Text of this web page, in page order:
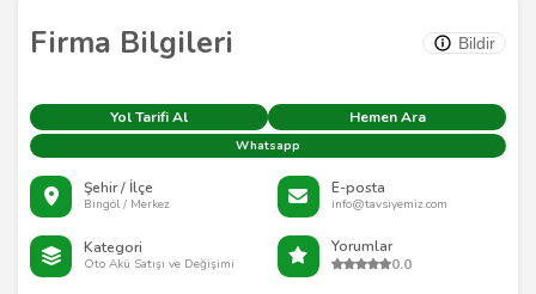
Firma Bilgileri Bildir
Yol Tarifi Al Hemen Ara
Whatsapp
Şehir / İlçe
Bingöl / Merkez
E-posta
info@tavsiyemiz.com
Kategori
Oto Akü Satışı ve Değişimi
Yorumlar
0.0